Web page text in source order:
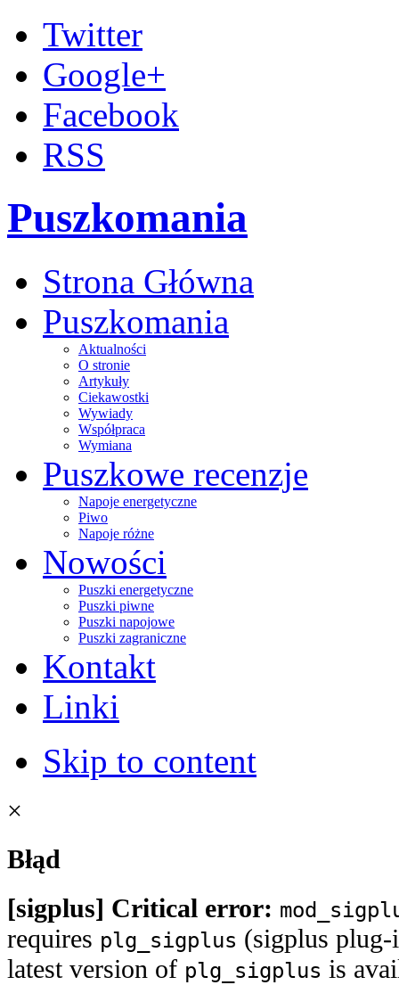
Twitter
Google+
Facebook
RSS
Puszkomania
Strona Główna
Puszkomania
Aktualności
O stronie
Artykuły
Ciekawostki
Wywiady
Współpraca
Wymiana
Puszkowe recenzje
Napoje energetyczne
Piwo
Napoje różne
Nowości
Puszki energetyczne
Puszki piwne
Puszki napojowe
Puszki zagraniczne
Kontakt
Linki
Skip to content
×
Błąd
[sigplus] Critical error:
requires plg_sigplus (sigplus
latest version of plg_sigplus is